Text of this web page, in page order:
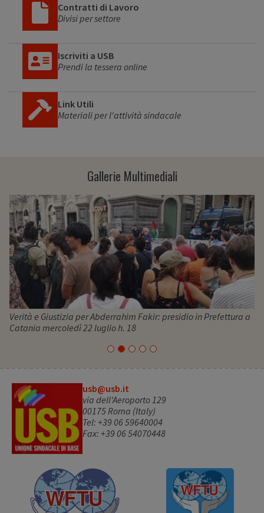
Contratti di Lavoro
Divisi per settore
Iscriviti a USB
Prendi la tessera online
Link Utili
Materiali per l'attività sindacale
Gallerie Multimediali
Verità e Giustizia per Abderrahim Fakir: presidio in Prefettura a
Catania mercoledì 22 luglio h. 18
usb@usb.it
via dell'Aeroporto 129
00175 Roma (Italy)
Tel: +39 06 59640004
Fax: +39 06 54070448